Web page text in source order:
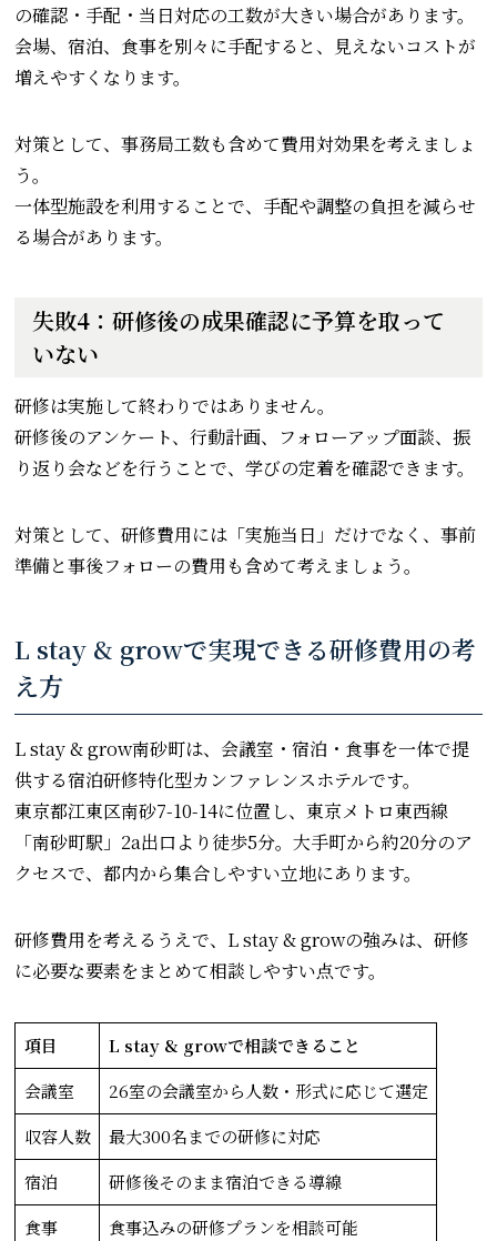
の確認・手配・当日対応の工数が大きい場合があります。
会場、宿泊、食事を別々に手配すると、見えないコストが
増えやすくなります。
対策として、事務局工数も含めて費用対効果を考えましょ
う。
一体型施設を利用することで、手配や調整の負担を減らせ
る場合があります。
失敗4：研修後の成果確認に予算を取って
いない
研修は実施して終わりではありません。
研修後のアンケート、行動計画、フォローアップ面談、振
り返り会などを行うことで、学びの定着を確認できます。
対策として、研修費用には「実施当日」だけでなく、事前
準備と事後フォローの費用も含めて考えましょう。
L stay & growで実現できる研修費用の考
え方
L stay & grow南砂町は、会議室・宿泊・食事を一体で提
供する宿泊研修特化型カンファレンスホテルです。
東京都江東区南砂7-10-14に位置し、東京メトロ東西線
「南砂町駅」2a出口より徒歩5分。大手町から約20分のア
クセスで、都内から集合しやすい立地にあります。
研修費用を考えるうえで、L stay & growの強みは、研修
に必要な要素をまとめて相談しやすい点です。
項目
L stay & growで相談できること
会議室
26室の会議室から人数・形式に応じて選定
収容人数
最大300名までの研修に対応
宿泊
研修後そのまま宿泊できる導線
食事
食事込みの研修プランを相談可能